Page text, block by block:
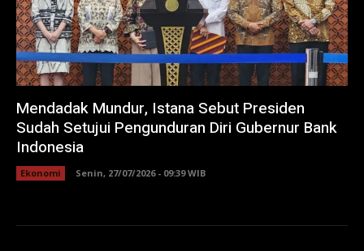
Mendadak Mundur, Istana Sebut Presiden
Sudah Setujui Pengunduran Diri Gubernur Bank
Indonesia
Ekonomi Senin, 27/07/2026 - 09:39 WIB